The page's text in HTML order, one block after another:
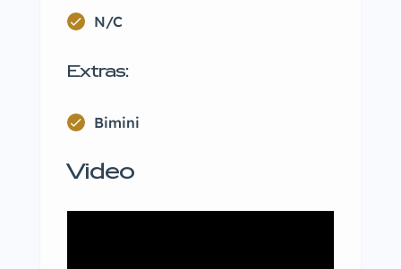
N/C
Extras:
Bimini
Video